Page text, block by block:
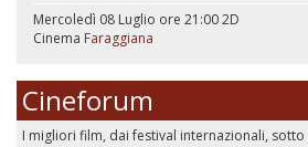
Mercoledì 08 Luglio ore 21:002D
Cinema Faraggiana
Cineforum
I migliori film, dai festival internazionali, sotto